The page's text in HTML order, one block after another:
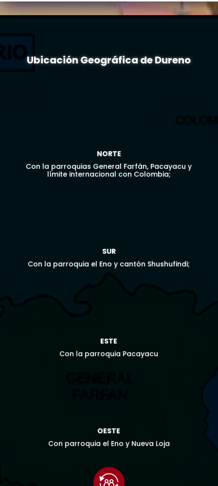
Ubicación Geográfica de Dureno
NORTE
Con la parroquias General Farfán, Pacayacu y
límite internacional con Colombia;
SUR
Con la parroquia el Eno y cantón Shushufindi;
ESTE
Con la parroquia Pacayacu
OESTE
Con parroquia el Eno y Nueva Loja